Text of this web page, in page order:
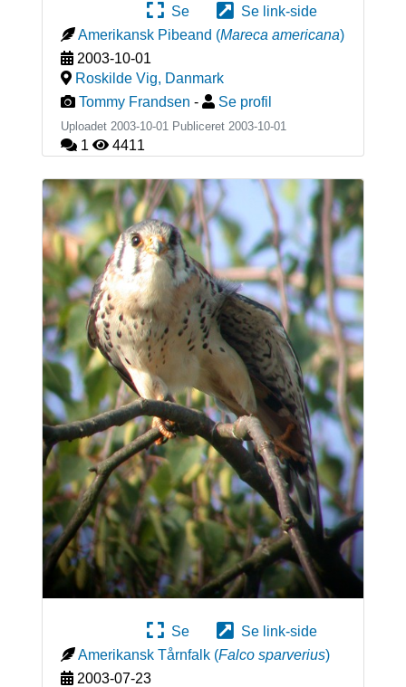
Se
Se link-side
Amerikansk Pibeand (Mareca americana)
2003-10-01
Roskilde Vig, Danmark
Tommy Frandsen - Se profil
Uploadet 2003-10-01 Publiceret 2003-10-01
1 4411
Se
Se link-side
Amerikansk Tårnfalk (Falco sparverius)
2003-07-23